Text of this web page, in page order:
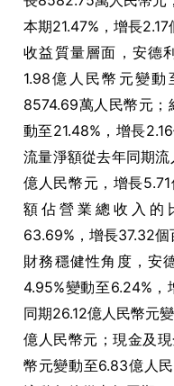
本期21.47%，增長2.17
收益質量層面，安德
1.98億人民幣元變
8574.69萬人民幣元；
動至21.48%，增長
流量淨額從去年同期
億人民幣元，增長
額佔營業總收入的
63.69%，增長37.32個
財務穩健性角度，安
4.95%變動至6.24%，
同期26.12億人民幣元
億人民幣元；現金及
幣元變動至6.83億人